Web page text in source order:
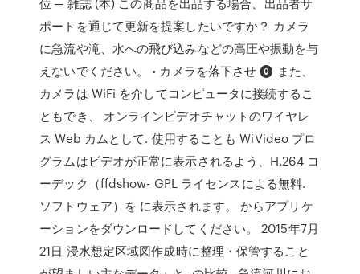
ポートを通じて更新を提案したいですか？ カメラ
に急流や滝、水への飛び込みなどの高圧や振動を与
えないでください。 • カメラを落下させ ⓿ また、
カメラは WiFi を介してコンピュータに接続するこ
ともでき、 オンラインビデオチャットのワイヤレ
ス Web カムとして. 使用することも WiVideo プロ
グラムはビデオが正常に表示されるよう、H.264 コ
ーデック（ffdshow- GPL ライセンスによる無料.
ソフトウェア）を に表示されます。 からアプリケ
ーションをダウンロードしてください。 2015年7月
21日 浸水想定区域図作成時に整理・保管すること